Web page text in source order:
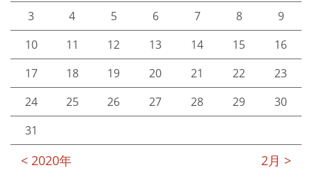
< 2020年 2月 >
3
4 5 6 7 8
9
10
11 12 13 14 15
16
17
18 19 20 21 22
23
24
25 26 27 28 29
30
31